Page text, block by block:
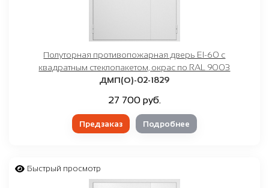
Полуторная противопожарная дверь EI-60 с
квадратным стеклопакетом, окрас по RAL 9003
ДМП(О)-02-1829
27 700 руб.
Предзаказ Подробнее
Быстрый просмотр